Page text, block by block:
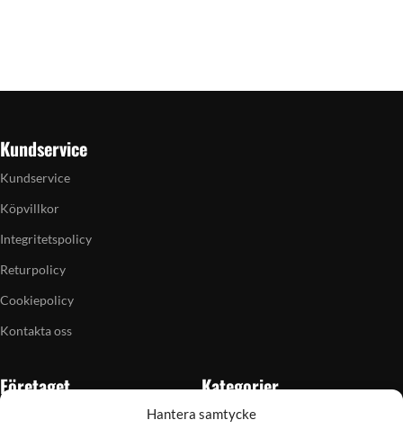
Hantera samtycke
Kundservice
Kundservice
Köpvillkor
Integritetspolicy
Returpolicy
Cookiepolicy
Kontakta oss
Företaget Kategorier
Skytte